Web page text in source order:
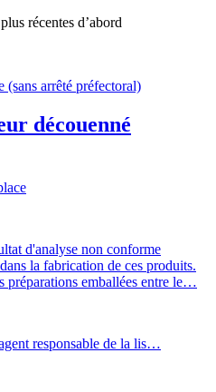
récentes d’abord
(sans arrêté préfectoral)
découenné
d'analyse non conforme
la fabrication de ces produits.
préparations emballées entre le…
responsable de la lis…